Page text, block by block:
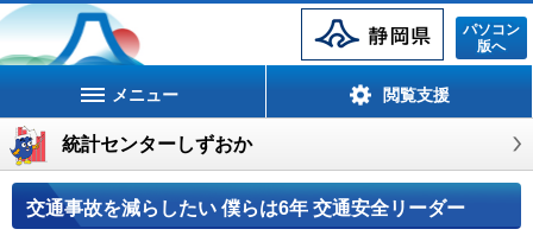
静岡県
パソコン
版へ
メニュー 閲覧支援
統計センターしずおか
交通事故を減らしたい 僕らは6年 交通安全リーダー